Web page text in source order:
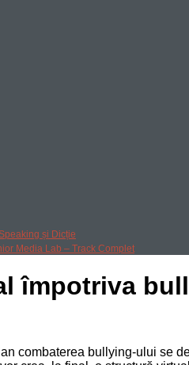
și Dicție
Media Lab – Track Complet
împotriva
combaterea bullying-ului se